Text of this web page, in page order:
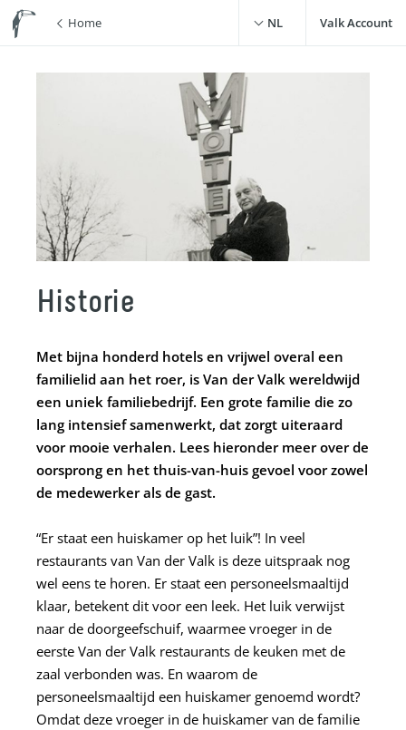
Home NL Valk Account
Historie
Met bijna honderd hotels en vrijwel overal een
familielid aan het roer, is Van der Valk wereldwijd
een uniek familiebedrijf. Een grote familie die zo
lang intensief samenwerkt, dat zorgt uiteraard
voor mooie verhalen. Lees hieronder meer over de
oorsprong en het thuis-van-huis gevoel voor zowel
de medewerker als de gast.
“Er staat een huiskamer op het luik”! In veel
restaurants van Van der Valk is deze uitspraak nog
wel eens te horen. Er staat een personeelsmaaltijd
klaar, betekent dit voor een leek. Het luik verwijst
naar de doorgeefschuif, waarmee vroeger in de
eerste Van der Valk restaurants de keuken met de
zaal verbonden was. En waarom de
personeelsmaaltijd een huiskamer genoemd wordt?
Omdat deze vroeger in de huiskamer van de familie